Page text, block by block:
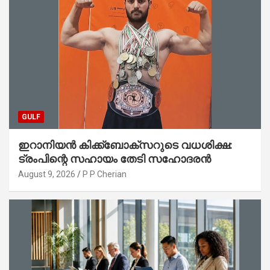
GULF
ഇറാനിയൻ കിക്ക്ബോക്സറുടെ വധശിക്ഷ:
ട്രംപിന്റെ സഹായം തേടി സഹോദരൻ
August 9, 2026 P P Cherian